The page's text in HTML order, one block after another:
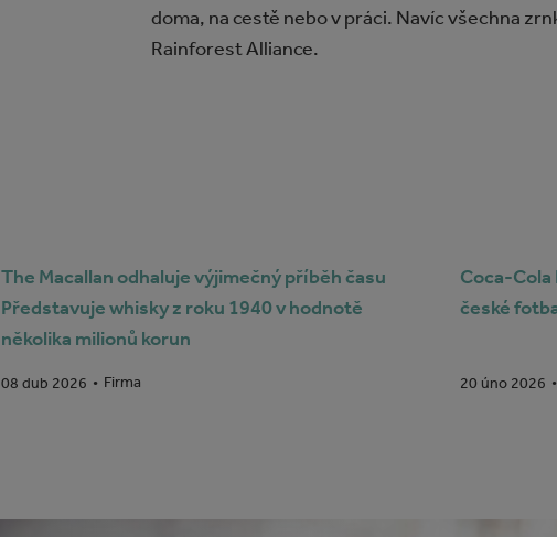
doma, na cestě nebo v práci. Navíc všechna
Rainforest Alliance.
The Macallan odhaluje výjimečný příběh času
Představuje whisky z roku 1940 v hodnotě
několika milionů korun
08 dub 2026 Firma
Coca-
české
20 úno 2026